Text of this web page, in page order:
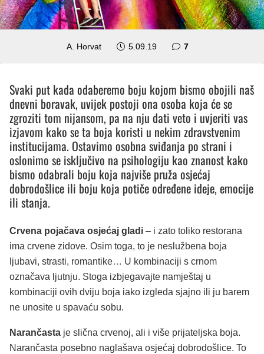
A. Horvat 5.09.19 7komentara
Svaki put kada odaberemo boju kojom bismo obojili naš
dnevni boravak, uvijek postoji ona osoba koja će se
zgroziti tom nijansom, pa na nju dati veto i uvjeriti vas
izjavom kako se ta boja koristi u nekim zdravstvenim
institucijama. Ostavimo osobna sviđanja po strani i
oslonimo se isključivo na psihologiju kao znanost kako
bismo odabrali boju koja najviše pruža osjećaj
dobrodošlice ili boju koja potiče određene ideje, emocije
ili stanja.
Crvena pojačava osjećaj gladi – i zato toliko restorana
ima crvene zidove. Osim toga, to je neslužbena boja
ljubavi, strasti, romantike… U kombinaciji s crnom
označava ljutnju. Stoga izbjegavajte namještaj u
kombinaciji ovih dviju boja iako izgleda sjajno ili ju barem
ne unosite u spavaću sobu.
Narančasta je slična crvenoj, ali i više prijateljska boja.
Narančasta posebno naglašava osjećaj dobrodošlice. To